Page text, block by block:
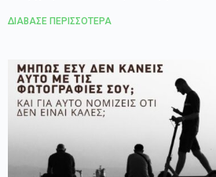
ΔΙΑΒΑΣΕ ΠΕΡΙΣΣΟΤΕΡΑ